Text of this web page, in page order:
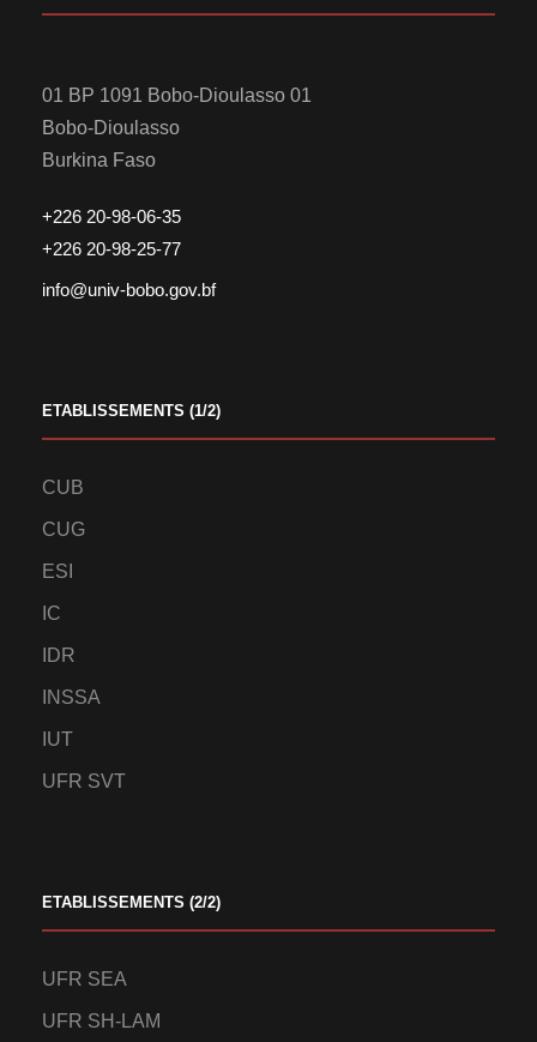
01 BP 1091 Bobo-Dioulasso 01
Bobo-Dioulasso
Burkina Faso
+226 20-98-06-35
+226 20-98-25-77
info@univ-bobo.gov.bf
ETABLISSEMENTS (1/2)
CUB
CUG
ESI
IC
IDR
INSSA
IUT
UFR SVT
ETABLISSEMENTS (2/2)
UFR SEA
UFR SH-LAM